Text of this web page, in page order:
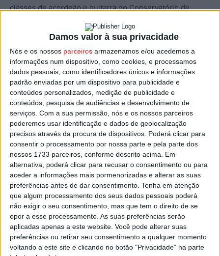
Damos valor à sua privacidade
Nós e os nossos parceiros armazenamos e/ou acedemos a
informações num dispositivo, como cookies, e processamos
dados pessoais, como identificadores únicos e informações
padrão enviadas por um dispositivo para publicidade e
conteúdos personalizados, medição de publicidade e
conteúdos, pesquisa de audiências e desenvolvimento de
serviços. Com a sua permissão, nós e os nossos parceiros
poderemos usar identificação e dados de geolocalização
precisos através da procura de dispositivos. Poderá clicar para
consentir o processamento por nossa parte e pela parte dos
nossos 1733 parceiros, conforme descrito acima. Em
alternativa, poderá clicar para recusar o consentimento ou para
aceder a informações mais pormenorizadas e alterar as suas
preferências antes de dar consentimento. Tenha em atenção
que algum processamento dos seus dados pessoais poderá
não exigir o seu consentimento, mas que tem o direito de se
opor a esse processamento. As suas preferências serão
aplicadas apenas a este website. Você pode alterar suas
preferências ou retirar seu consentimento a qualquer momento
voltando a este site e clicando no botão "Privacidade" na parte
classes de acordeão e guitarra do Conservatório de
exposições do Museu Grão Vasco.
A Noite Europeia dos Museus é uma iniciativa criada em
2005 pelo Ministério da Cultura francês e que
gradualmente foi adotada em vários países europeus,
com os museus a ficarem de portas abertas muito para lá
da hora normal de encerramento.
Esta e outras notícias para ouvir na Estação Diária – 96.8
FM ou em www.968.fm
Pub
TAGS Museu Nacional Grão Vasco Noite dos Museus Viseu